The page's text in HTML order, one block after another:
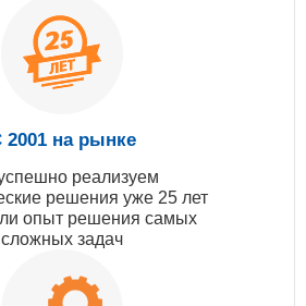
2001 на рынке
реализуем
решения уже 25 лет
опыт решения самых
сложных задач